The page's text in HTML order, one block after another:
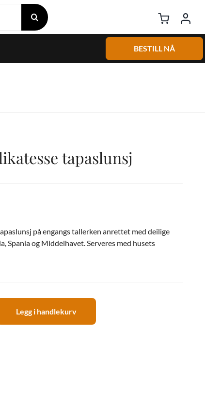
BESTILL NÅ
tapaslunsj
på engangs tallerken anrettet med deilige
Spania og Middelhavet. Serveres med husets
Legg i handlekurv